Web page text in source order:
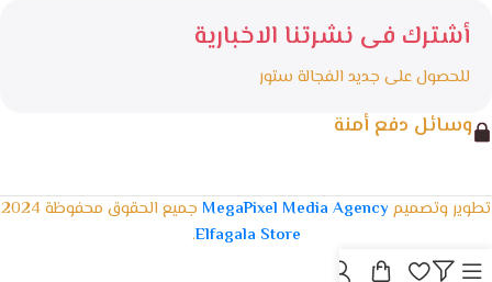
أشترك فى نشرتنا الاخبارية
للحصول على جديد الفجالة ستور
وسائل دفع أمنة
تطوير وتصميمMegaPixel Media Agency جميع الحقوق محفوظة 2024
Elfagala Store
.